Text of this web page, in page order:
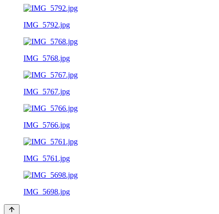
IMG_5792.jpg
IMG_5768.jpg
IMG_5767.jpg
IMG_5766.jpg
IMG_5761.jpg
IMG_5698.jpg